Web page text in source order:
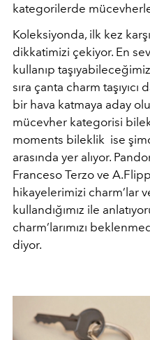
kategorilerde
Koleksiyonda, ilk kez
dikkatimizi çekiyor. En
kullanıp
sıra çanta charm
bir hava katmaya aday
mücevher kategorisi
moments bileklik ise
arasında yer alıyor.
Franceso Terzo ve
hikayelerimizi charm’lar
kullandığımız ile
charm’larımızı
diyor.